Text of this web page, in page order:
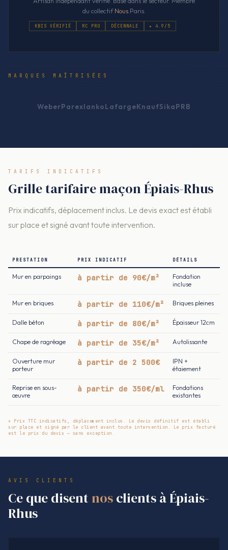
du collectifNous .Paris.
KBIS VÉRIFIÉ RC PRO DÉCENNALE ★ 4.9/5
MARQUES MAÎTRISÉES
WeberParexlankoLafargeKnaufSikaPRB
TARIFS INDICATIFS
Grille tarifaire maçon Épiais-Rhus
Prix indicatifs, déplacement inclus. Le devis exact est établi
sur place et signé avant toute intervention.
PRESTATION PRIX INDICATIF DÉTAILS
Mur en parpaings à partir de 90€/m²
Fondation
incluse
Mur en briques à partir de 110€/m² Briques pleines
Dalle béton à partir de 80€/m² Épaisseur 12cm
Chape de ragréage à partir de 35€/m² Autolissante
Ouverture mur
porteur
à partir de 2 500€
IPN +
étaiement
Reprise en sous-
œuvre
à partir de 350€/ml
Fondations
existantes
* Prix TTC indicatifs, déplacement inclus. Le devis définitif est établi
sur place et signé par le client avant toute intervention. Le prix facturé
est le prix du devis — sans exception.
AVIS CLIENTS
Ce que disent nosclients à Épiais-
Rhus